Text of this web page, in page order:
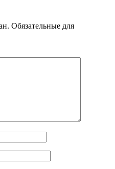
Обязательные для